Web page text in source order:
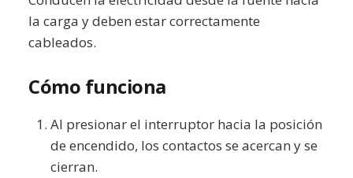
la carga y deben estar correctamente
cableados.
Cómo funciona
Al presionar el interruptor hacia la posición
de encendido, los contactos se acercan y se
cierran.